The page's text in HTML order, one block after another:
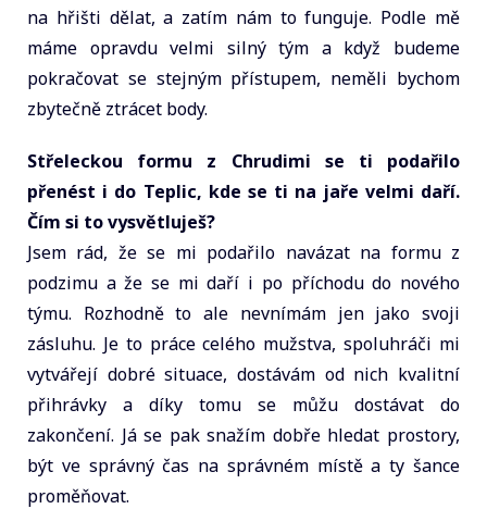
na hřišti dělat, a zatím nám to funguje. Podle mě
máme opravdu velmi silný tým a když budeme
pokračovat se stejným přístupem, neměli bychom
zbytečně ztrácet body.
Střeleckou formu z Chrudimi se ti podařilo
přenést i do Teplic, kde se ti na jaře velmi daří.
Čím si to vysvětluješ?
Jsem rád, že se mi podařilo navázat na formu z
podzimu a že se mi daří i po příchodu do nového
týmu. Rozhodně to ale nevnímám jen jako svoji
zásluhu. Je to práce celého mužstva, spoluhráči mi
vytvářejí dobré situace, dostávám od nich kvalitní
přihrávky a díky tomu se můžu dostávat do
zakončení. Já se pak snažím dobře hledat prostory,
být ve správný čas na správném místě a ty šance
proměňovat.